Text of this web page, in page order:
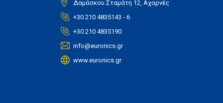
Δαμάσκου Σταμάτη 12, Αχαρνές
+30 210 4835143 - 6
+30 210 4835190
info@euronics.gr
www.euronics.gr